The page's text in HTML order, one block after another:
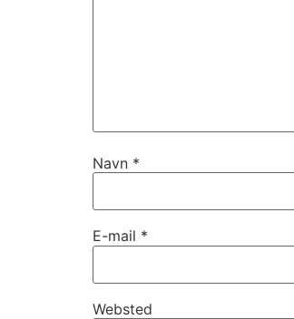
Navn *
E-mail *
Websted